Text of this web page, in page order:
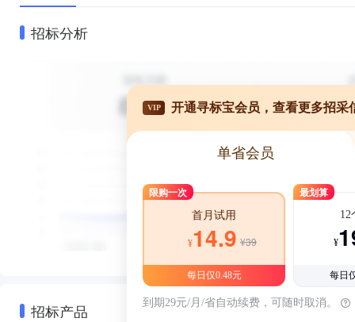
招标分析
招标产品
VIP 开通寻标宝会员，查看更多招采
单省会员
限购一次
首月试用
¥14.9 ¥39
每日仅0.48元
最划算
12
¥
每日
到期29元/月/省自动续费，可随时取消。